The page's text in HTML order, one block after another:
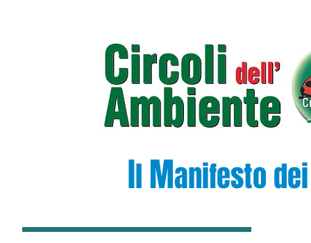
Il Manifesto